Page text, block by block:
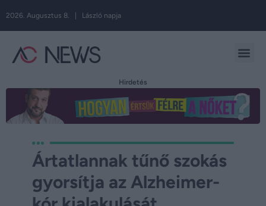
2026. Augusztus 8. | László napja
Hirdetés
Ártatlannak tűnő szokás
gyorsítja az Alzheimer-